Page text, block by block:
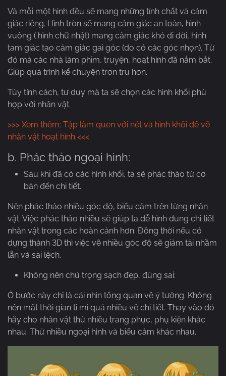
Và mỗi một hình đều sẽ mang những tính chất và cảm
giác riêng. Hình tròn sẽ mang cảm giác an toàn, hình
vuông ( hình chữ nhật) mang cảm giác khó di dời, hình
tam giác tạo cảm giác gai góc (do có các góc nhọn). Từ
đó mà các nhà làm phim, truyện, hoạt hình đã nắm bắt.
Giúp quá trình kể chuyện trơn tru hơn.
Tùy tính cách, tư duy mà ta sẽ chọn các hình khối phù
hợp với nhân vật.
>>> Xem thêm: Tập làm quen với nét và hình khối để vẽ
nhân vật hoạt hình <<<
b. Phác thảo ngoại hình:
Sau khi đã có các hình khối, ta sẽ phác thảo từ cơ
bản đến chi tiết.
Nên phác thảo nhiều góc độ, biểu cảm trên từng nhân
vật. Việc phác thảo nhiều sẽ giúp ta dễ hình dung chi tiết
nhân vật trong các hoàn cảnh hơn. Đồng thời nếu có
dựng thành 3D thì việc vẽ nhiều góc độ sẽ giảm tải nhầm
lẫn và sai lệch.
Không nên chú trọng sạch đẹp, đúng sai:
Ở bước này chỉ là cái nhìn tổng quan về ý tưởng. Không
nên mất thời gian tỉ mỉ quá nhiều về chi tiết. Thay vào đó
hãy cho nhân vật thử nhiều trang phục, phụ kiện khác
nhau. Thử nhiều ngoại hình và biểu cảm khác nhau.